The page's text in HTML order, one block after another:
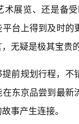
术展览、还是备
台上得到及时
无疑是极其宝贵
前规划行程，
东京品尝到最新
事产生连接。